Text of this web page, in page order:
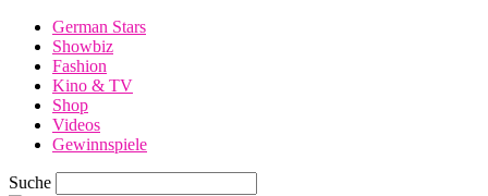
German Stars
Showbiz
Fashion
Kino & TV
Shop
Videos
Gewinnspiele
Suche